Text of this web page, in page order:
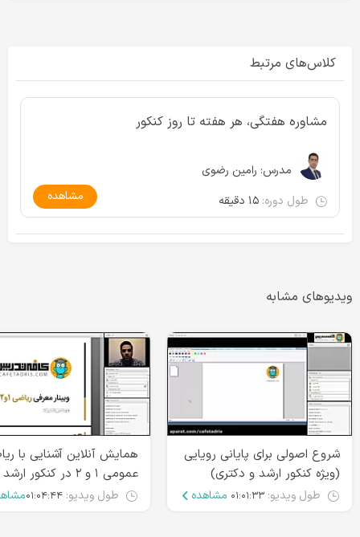
کلاس‌های مرتبط
مشاوره هفتگی، هر هفته تا روز کنکور
مدرس: رامین رضوی
طول دوره: ۱۵ دقیقه مشاهده
ویدیوهای مشابه
شروع اصولی برای پایانی رویایی
(ویژه کنکور ارشد و دکتری)
طول ویدیو: ۰۱:۰۱:۳۳ مشاهده
همایش آنلاین آشنایی با
عمومی ۱ و ۲ در کنکور ارشد
طول ویدیو: ۰۱:۰۴:۴۴